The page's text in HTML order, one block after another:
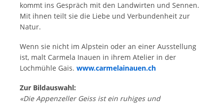
kommt ins Gespräch mit den Landwirten und Sennen.
Mit ihnen teilt sie die Liebe und Verbundenheit zur
Natur.
Wenn sie nicht im Alpstein oder an einer Ausstellung
ist, malt Carmela Inauen in ihrem Atelier in der
Lochmühle Gais. www.carmelainauen.ch
Zur Bildauswahl:
«Die Appenzeller Geiss ist ein ruhiges und